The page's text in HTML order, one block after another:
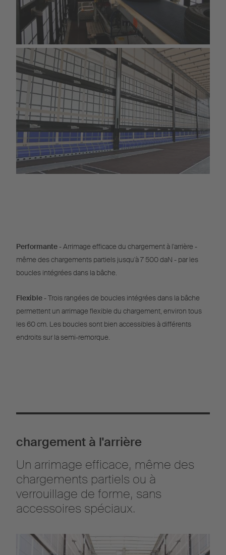
Performante- Arrimage efficace du chargement à l'arrière -
même des chargements partiels jusqu'à 7 500 daN - par les
boucles intégrées dans la bâche.
Flexible- Trois rangées de boucles intégrées dans la bâche
permettent un arrimage flexible du chargement, environ tous
les 60 cm. Les boucles sont bien accessibles à différents
endroits sur la semi-remorque.
chargement à l'arrière
Un arrimage efficace, même des
chargements partiels ou à
verrouillage de forme, sans
accessoires spéciaux.